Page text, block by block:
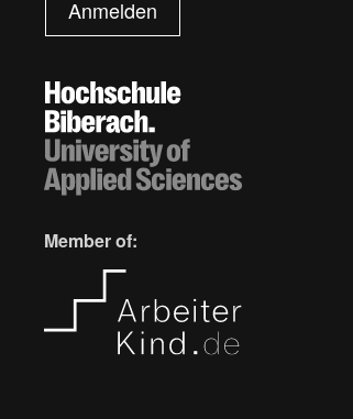
Anmelden
Member of: